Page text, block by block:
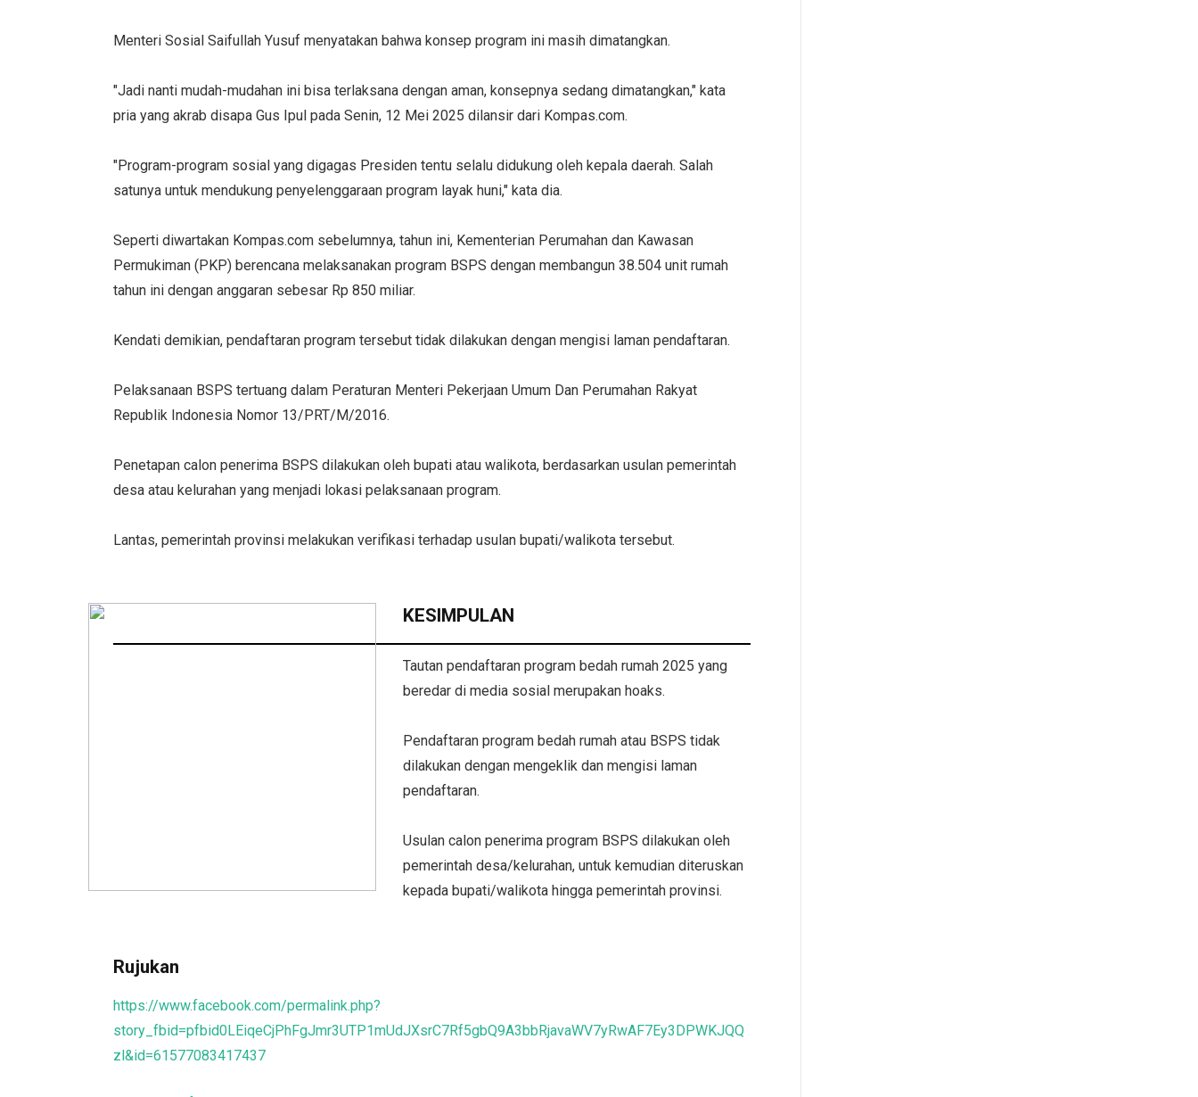
Menteri Sosial Saifullah Yusuf menyatakan bahwa konsep program ini masih dimatangkan.
"Jadi nanti mudah-mudahan ini bisa terlaksana dengan aman, konsepnya sedang dimatangkan," kata
pria yang akrab disapa Gus Ipul pada Senin, 12 Mei 2025 dilansir dari Kompas.com.
"Program-program sosial yang digagas Presiden tentu selalu didukung oleh kepala daerah. Salah
satunya untuk mendukung penyelenggaraan program layak huni," kata dia.
Seperti diwartakan Kompas.com sebelumnya, tahun ini, Kementerian Perumahan dan Kawasan
Permukiman (PKP) berencana melaksanakan program BSPS dengan membangun 38.504 unit rumah
tahun ini dengan anggaran sebesar Rp 850 miliar.
Kendati demikian, pendaftaran program tersebut tidak dilakukan dengan mengisi laman pendaftaran.
Pelaksanaan BSPS tertuang dalam Peraturan Menteri Pekerjaan Umum Dan Perumahan Rakyat
Republik Indonesia Nomor 13/PRT/M/2016.
Penetapan calon penerima BSPS dilakukan oleh bupati atau walikota, berdasarkan usulan pemerintah
desa atau kelurahan yang menjadi lokasi pelaksanaan program.
Lantas, pemerintah provinsi melakukan verifikasi terhadap usulan bupati/walikota tersebut.
KESIMPULAN
Tautan pendaftaran program bedah rumah 2025 yang
beredar di media sosial merupakan hoaks.
Pendaftaran program bedah rumah atau BSPS tidak
dilakukan dengan mengeklik dan mengisi laman
pendaftaran.
Usulan calon penerima program BSPS dilakukan oleh
pemerintah desa/kelurahan, untuk kemudian diteruskan
kepada bupati/walikota hingga pemerintah provinsi.
Rujukan
https://www.facebook.com/permalink.php?
story_fbid=pfbid0LEiqeCjPhFgJmr3UTP1mUdJXsrC7Rf5gbQ9A3bbRjavaWV7yRwAF7Ey3DPWKJQQ
zl&id=61577083417437